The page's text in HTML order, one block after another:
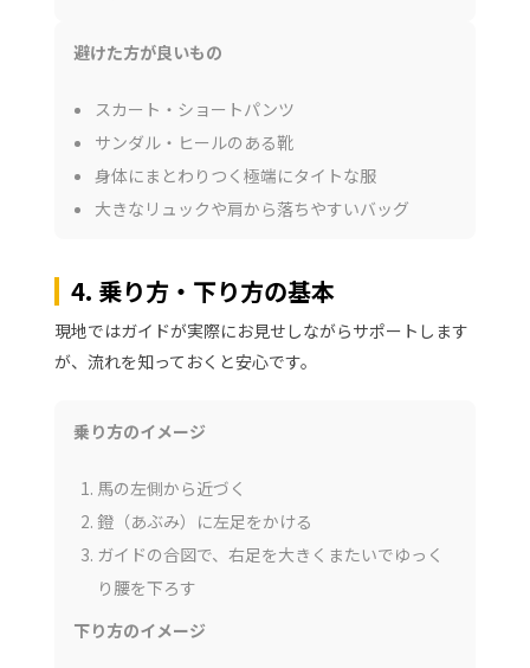
避けた方が良いもの
スカート・ショートパンツ
サンダル・ヒールのある靴
身体にまとわりつく極端にタイトな服
大きなリュックや肩から落ちやすいバッグ
4. 乗り方・下り方の基本
現地ではガイドが実際にお見せしながらサポートします
が、流れを知っておくと安心です。
乗り方のイメージ
馬の左側から近づく
鐙（あぶみ）に左足をかける
ガイドの合図で、右足を大きくまたいでゆっく
り腰を下ろす
下り方のイメージ